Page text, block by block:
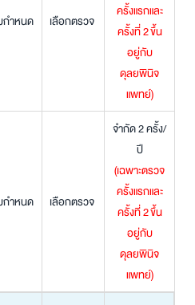
กำหนด เลือกตรวจ
ครั้งแรกและ
ครั้งที่ 2ขึ้น
อยู่กับ
ดุลยพินิจ
แพทย์)
กำหนด เลือกตรวจ
จำกัด 2 ครั้ง/
ปี
(เฉพาะตรวจ
ครั้งแรกและ
ครั้งที่ 2ขึ้น
อยู่กับ
ดุลยพินิจ
แพทย์)